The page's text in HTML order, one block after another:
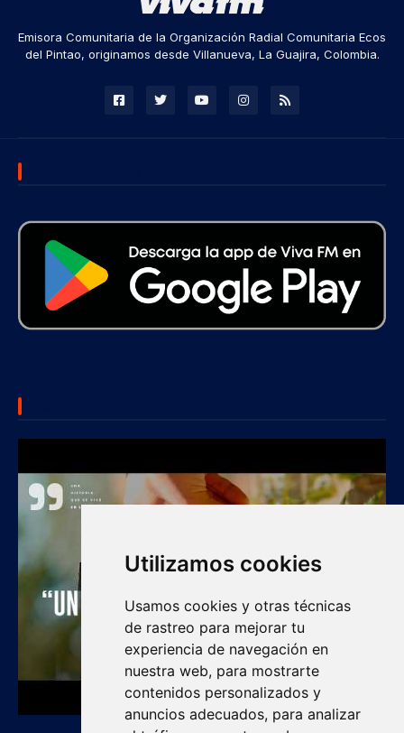
Utilizamos cookies
Usamos cookies y otras técnicas
de rastreo para mejorar tu
experiencia de navegación en
nuestra web, para mostrarte
contenidos personalizados y
anuncios adecuados, para analizar
Emisora Comunitaria de la Organización Radial Comunitaria Ecos
del Pintao, originamos desde Villanueva, La Guajira, Colombia.